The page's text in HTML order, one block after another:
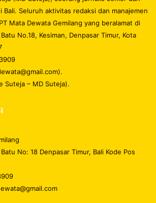
Bali. Seluruh aktivitas redaksi dan manajemen
Mata Dewata Gemilang yang beralamat di
No.18, Kesiman, Denpasar Timur, Kota
Suteja – MD Suteja).
No: 18 Denpasar Timur, Bali Kode Pos